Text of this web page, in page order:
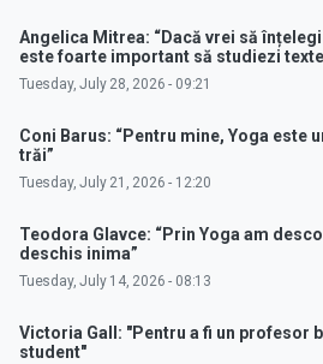
Angelica Mitrea: “Dacă vrei să
este foarte important să studiezi
Tuesday, July 28, 2026 - 09:21
Coni Barus: “Pentru mine, Yoga este
trăi”
Tuesday, July 21, 2026 - 12:20
Teodora Glavce: “Prin Yoga am
deschis inima”
Tuesday, July 14, 2026 - 08:13
Victoria Gall: "Pentru a fi un profesor
student"